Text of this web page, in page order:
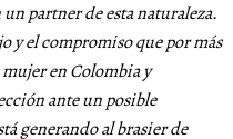
partner de esta naturaleza.
y el compromiso que por más
en Colombia y
ante un posible
generando al brasier de